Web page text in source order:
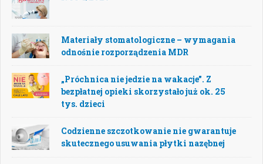
Materiały stomatologiczne – wymagania
odnośnie rozporządzenia MDR
„Próchnica nie jedzie na wakacje”. Z
bezpłatnej opieki skorzystało już ok. 25
tys. dzieci
Codzienne szczotkowanie nie gwarantuje
skutecznego usuwania płytki nazębnej